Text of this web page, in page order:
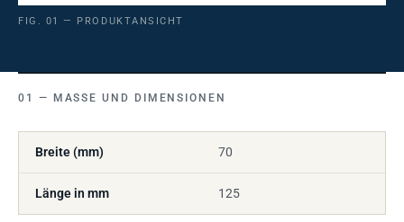
FIG. 01 — PRODUKTANSICHT
MASSE UND DIMENSIONEN
Breite (mm) 70
Länge in mm 125